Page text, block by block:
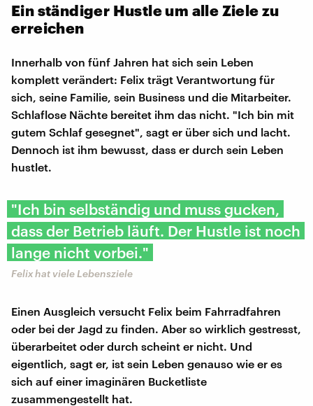
Ein ständiger Hustle um alle Ziele zu
erreichen
Innerhalb von fünf Jahren hat sich sein Leben
komplett verändert: Felix trägt Verantwortung für
sich, seine Familie, sein Business und die Mitarbeiter.
Schlaflose Nächte bereitet ihm das nicht. "Ich bin mit
gutem Schlaf gesegnet", sagt er über sich und lacht.
Dennoch ist ihm bewusst, dass er durch sein Leben
hustlet.
"Ich bin selbständig und muss gucken,
dass der Betrieb läuft. Der Hustle ist noch
lange nicht vorbei."
Felix hat viele Lebensziele
Einen Ausgleich versucht Felix beim Fahrradfahren
oder bei der Jagd zu finden. Aber so wirklich gestresst,
überarbeitet oder durch scheint er nicht. Und
eigentlich, sagt er, ist sein Leben genauso wie er es
sich auf einer imaginären Bucketliste
zusammengestellt hat.